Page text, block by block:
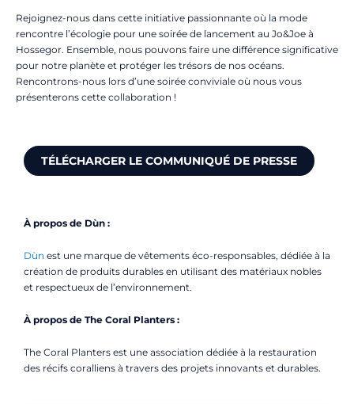
Rejoignez-nous dans cette initiative passionnante où la mode
rencontre l’écologie pour une soirée de lancement au Jo&Joe à
Hossegor. Ensemble, nous pouvons faire une différence significative
pour notre planète et protéger les trésors de nos océans.
Rencontrons-nous lors d’une soirée conviviale où nous vous
présenterons cette collaboration !
TÉLÉCHARGER LE COMMUNIQUÉ DE PRESSE
À propos de Dùn :
Dùn est une marque de vêtements éco-responsables, dédiée à la
création de produits durables en utilisant des matériaux nobles
et respectueux de l’environnement.
À propos de The Coral Planters :
The Coral Planters est une association dédiée à la restauration
des récifs coralliens à travers des projets innovants et durables.